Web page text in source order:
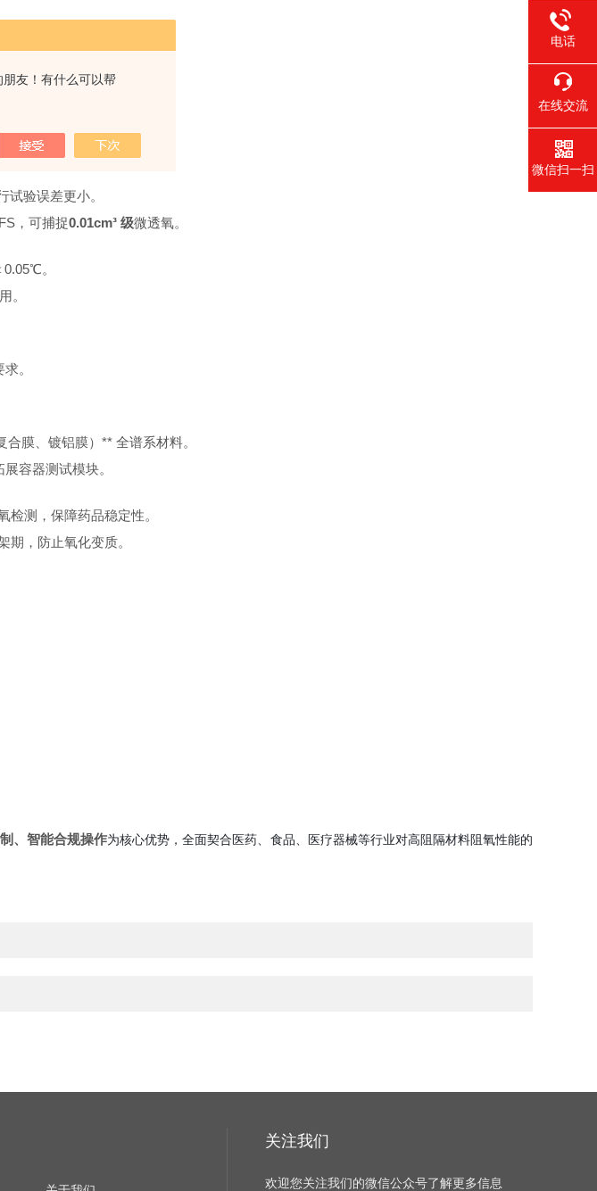
友！有什么可以帮
仅氧气分压不同。
感器
(m²・24h・0.1MPa)。
试验误差更小。
，可捕捉0.01cm³ 级微透氧。
。
。
。
膜、镀铝膜）** 全谱系材料。
容器测试模块。
检测，保障药品稳定性。
期，防止氧化变质。
、智能合规操作为核心优势，全面契合医药、食品、医疗器械等行业对高阻隔材料阻氧性能的
关注我们
欢迎您关注我们的微信公众号了解更多信息
电话
在线交流
微信扫一扫